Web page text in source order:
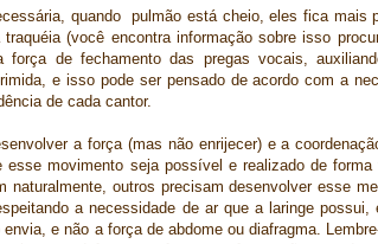
quando pulmão está cheio, eles fica mais
(você encontra informação sobre isso
força de fechamento das pregas vocais,
e isso pode ser pensado de acordo com a
de cada cantor.
a força (mas não enrijecer) e a
esse movimento seja possível e realizado de forma
naturalmente, outros precisam desenvolver esse
a necessidade de ar que a laringe possui,
e não a força de abdome ou diafragma.